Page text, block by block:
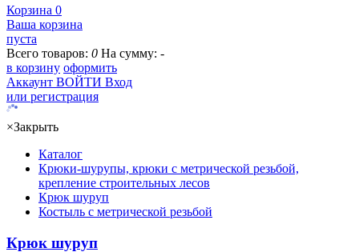
Корзина 0
Ваша корзина
пуста
Всего товаров: 0 На сумму: -
в корзину оформить
Аккаунт ВОЙТИ Вход
или регистрация
×Закрыть
Каталог
Крюки-шурупы, крюки с метрической резьбой,
крепление строительных лесов
Крюк шуруп
Костыль с метрической резьбой
Крюк шуруп